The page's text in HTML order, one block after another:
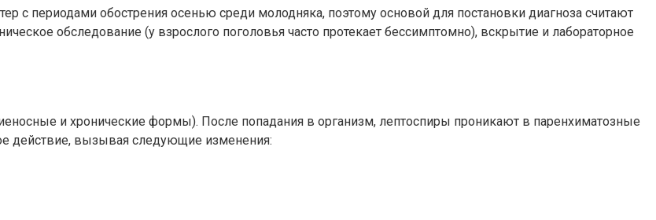
с периодами обострения осенью среди молодняка, поэтому основой для постановки диагноза считают
обследование (у взрослого поголовья часто протекает бессимптомно), вскрытие и лабораторное
и хронические формы). После попадания в организм, лептоспиры проникают в паренхиматозные
действие, вызывая следующие изменения: